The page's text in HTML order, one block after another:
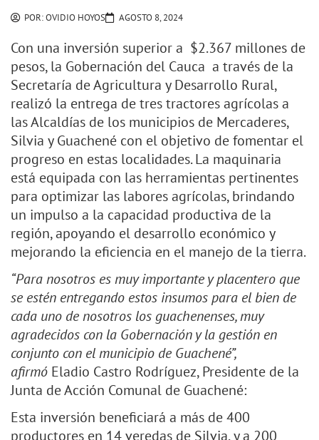
POR:OVIDIO HOYOS AGOSTO 8, 2024
Con una inversión superior a $2.367 millones de
pesos, la Gobernación del Cauca a través de la
Secretaría de Agricultura y Desarrollo Rural,
realizó la entrega de tres tractores agrícolas a
las Alcaldías de los municipios de Mercaderes,
Silvia y Guachené con el objetivo de fomentar el
progreso en estas localidades. La maquinaria
está equipada con las herramientas pertinentes
para optimizar las labores agrícolas, brindando
un impulso a la capacidad productiva de la
región, apoyando el desarrollo económico y
mejorando la eficiencia en el manejo de la tierra.
“Para nosotros es muy importante y placentero que
se estén entregando estos insumos para el bien de
cada uno de nosotros los guachenenses, muy
agradecidos con la Gobernación y la gestión en
conjunto con el municipio de Guachené”,
afirmó Eladio Castro Rodríguez, Presidente de la
Junta de Acción Comunal de Guachené:
Esta inversión beneficiará a más de 400
productores en 14 veredas de Silvia, y a 200